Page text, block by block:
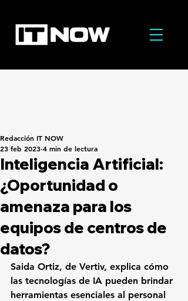
Inteligencia Artificial:
¿Oportunidad o
amenaza para los
equipos de centros de
datos?
Redacción IT NOW
23 feb 2023 4 min de lectura
Saida Ortiz, de Vertiv, explica cómo
las tecnologías de IA pueden brindar
herramientas esenciales al personal